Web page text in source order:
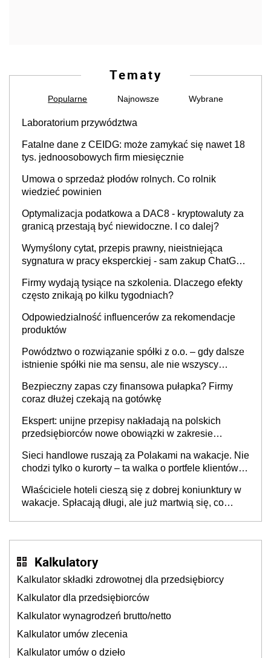
Tematy
Popularne Najnowsze Wybrane
Laboratorium przywództwa
Fatalne dane z CEIDG: może zamykać się nawet 18
tys. jednoosobowych firm miesięcznie
Umowa o sprzedaż płodów rolnych. Co rolnik
wiedzieć powinien
Optymalizacja podatkowa a DAC8 - kryptowaluty za
granicą przestają być niewidoczne. I co dalej?
Wymyślony cytat, przepis prawny, nieistniejąca
sygnatura w pracy eksperckiej - sam zakup ChatGPT
Firmy wydają tysiące na szkolenia. Dlaczego efekty
często znikają po kilku tygodniach?
Odpowiedzialność influencerów za rekomendacje
produktów
Powództwo o rozwiązanie spółki z o.o. – gdy dalsze
istnienie spółki nie ma sensu, ale nie wszyscy
Bezpieczny zapas czy finansowa pułapka? Firmy
coraz dłużej czekają na gotówkę
Ekspert: unijne przepisy nakładają na polskich
przedsiębiorców nowe obowiązki w zakresie
Sieci handlowe ruszają za Polakami na wakacje. Nie
chodzi tylko o kurorty – ta walka o portfele klientów
cichu
Właściciele hoteli cieszą się z dobrej koniunktury w
wakacje. Spłacają długi, ale już martwią się, co
Kalkulatory
Kalkulator składki zdrowotnej dla przedsiębiorcy
Kalkulator dla przedsiębiorców
Kalkulator wynagrodzeń brutto/netto
Kalkulator umów zlecenia
Kalkulator umów o dzieło